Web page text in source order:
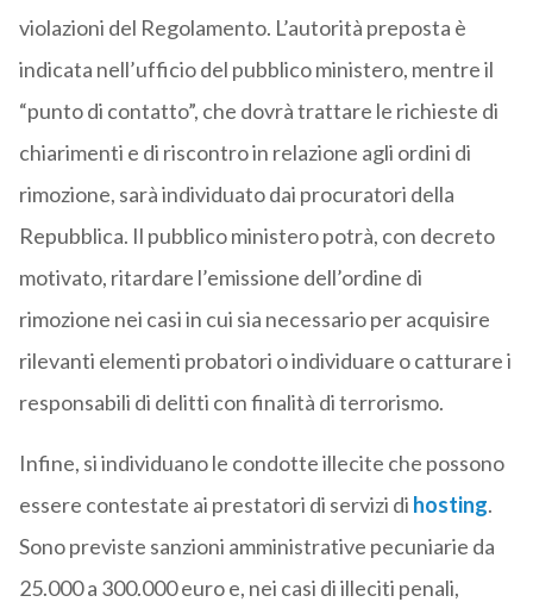
violazioni del Regolamento. L’autorità preposta è
indicata nell’ufficio del pubblico ministero, mentre il
“punto di contatto”, che dovrà trattare le richieste di
chiarimenti e di riscontro in relazione agli ordini di
rimozione, sarà individuato dai procuratori della
Repubblica. Il pubblico ministero potrà, con decreto
motivato, ritardare l’emissione dell’ordine di
rimozione nei casi in cui sia necessario per acquisire
rilevanti elementi probatori o individuare o catturare i
responsabili di delitti con finalità di terrorismo.
Infine, si individuano le condotte illecite che possono
essere contestate ai prestatori di servizi di hosting.
Sono previste sanzioni amministrative pecuniarie da
25.000 a 300.000 euro e, nei casi di illeciti penali,